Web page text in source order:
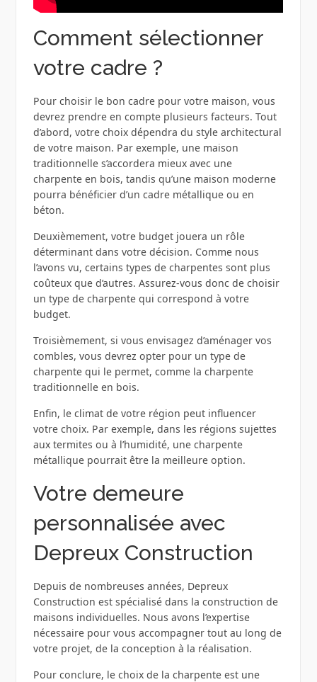
Comment sélectionner
votre cadre ?
Pour choisir le bon cadre pour votre maison, vous
devrez prendre en compte plusieurs facteurs. Tout
d’abord, votre choix dépendra du style architectural
de votre maison. Par exemple, une maison
traditionnelle s’accordera mieux avec une
charpente en bois, tandis qu’une maison moderne
pourra bénéficier d’un cadre métallique ou en
béton.
Deuxièmement, votre budget jouera un rôle
déterminant dans votre décision. Comme nous
l’avons vu, certains types de charpentes sont plus
coûteux que d’autres. Assurez-vous donc de choisir
un type de charpente qui correspond à votre
budget.
Troisièmement, si vous envisagez d’aménager vos
combles, vous devrez opter pour un type de
charpente qui le permet, comme la charpente
traditionnelle en bois.
Enfin, le climat de votre région peut influencer
votre choix. Par exemple, dans les régions sujettes
aux termites ou à l’humidité, une charpente
métallique pourrait être la meilleure option.
Votre demeure
personnalisée avec
Depreux Construction
Depuis de nombreuses années, Depreux
Construction est spécialisé dans la construction de
maisons individuelles. Nous avons l’expertise
nécessaire pour vous accompagner tout au long de
votre projet, de la conception à la réalisation.
Pour conclure, le choix de la charpente est une